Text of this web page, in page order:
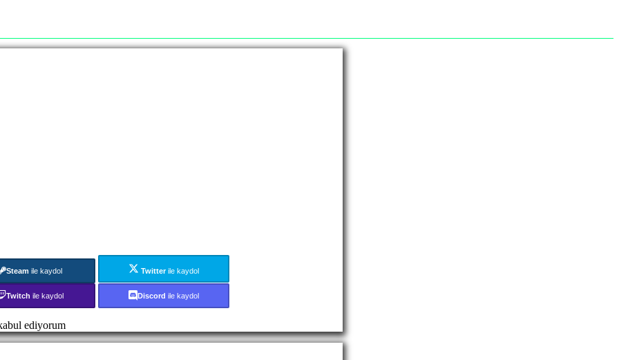
Steam ile kaydol Twitterile kaydol
Twitch ile kaydol Discord ile kaydol
ediyorum